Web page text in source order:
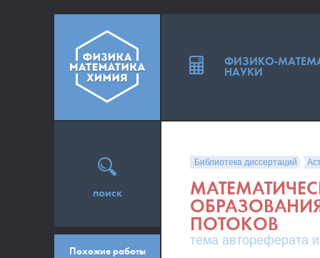
Библиотека диссертаций
ПОТОКОВ
тема автореферата
поиск
Похожие работы
ФИЗИКО-
НАУКИ